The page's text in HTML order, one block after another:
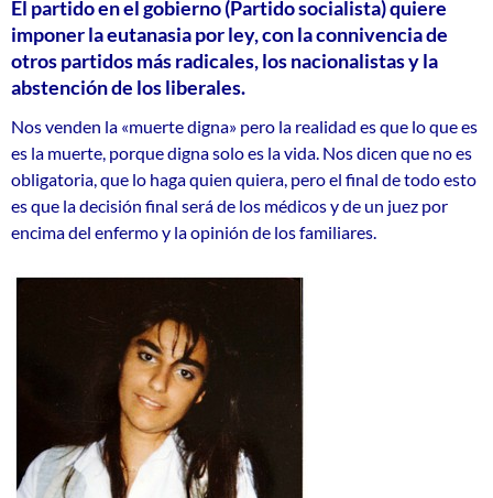
El partido en el gobierno (Partido socialista) quiere
imponer la eutanasia por ley, con la connivencia de
otros partidos más radicales, los nacionalistas y la
abstención de los liberales.
Nos venden la «muerte digna» pero la realidad es que lo que es
es la muerte, porque digna solo es la vida. Nos dicen que no es
obligatoria, que lo haga quien quiera, pero el final de todo esto
es que la decisión final será de los médicos y de un juez por
encima del enfermo y la opinión de los familiares.